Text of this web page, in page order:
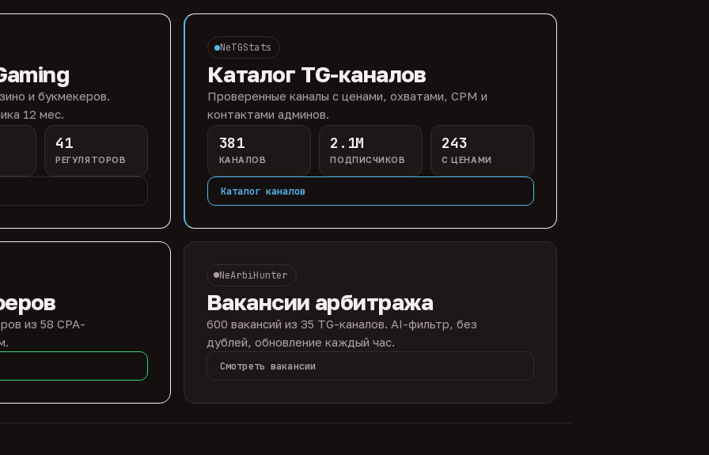
и букмекеров.
12 мес.
41
РЕГУЛЯТОРОВ
NeTGStats
Каталог TG-каналов
Проверенные каналы с ценами, охватами, CPM и
контактами админов.
381
КАНАЛОВ
2.1M
ПОДПИСЧИКОВ
243
С ЦЕНАМИ
Каталог каналов
из 58 CPA-
NeArbiHunter
Вакансии арбитража
600 вакансий из 35 TG-каналов. AI-фильтр, без
дублей, обновление каждый час.
Смотреть вакансии